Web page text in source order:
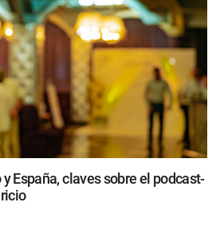
España, claves sobre el podcast-